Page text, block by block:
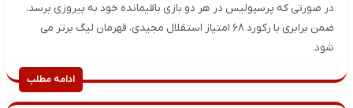
در صورتی که پرسپولیس در هر دو بازی باقیمانده خود به پیروزی برسد،
ضمن برابری با رکورد ۶۸ امتیاز استقلال مجیدی، قهرمان لیگ برتر می
شود.
ادامه مطلب